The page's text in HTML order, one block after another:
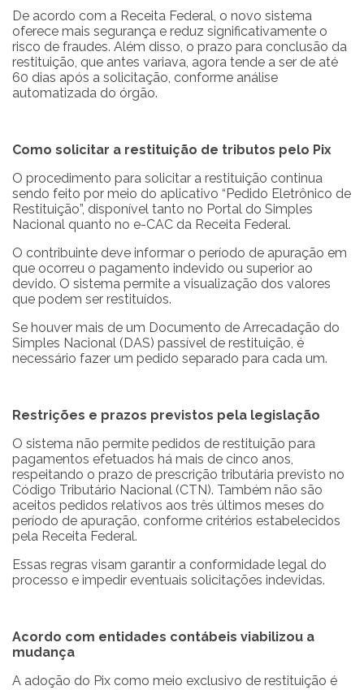
De acordo com a Receita Federal, o novo sistema
oferece mais segurança e reduz significativamente o
risco de fraudes. Além disso, o prazo para conclusão da
restituição, que antes variava, agora tende a ser de até
60 dias após a solicitação, conforme análise
automatizada do órgão.
Como solicitar a restituição de tributos pelo Pix
O procedimento para solicitar a restituição continua
sendo feito por meio do aplicativo “Pedido Eletrônico de
Restituição”, disponível tanto no Portal do Simples
Nacional quanto no e-CAC da Receita Federal.
O contribuinte deve informar o período de apuração em
que ocorreu o pagamento indevido ou superior ao
devido. O sistema permite a visualização dos valores
que podem ser restituídos.
Se houver mais de um Documento de Arrecadação do
Simples Nacional (DAS) passível de restituição, é
necessário fazer um pedido separado para cada um.
Restrições e prazos previstos pela legislação
O sistema não permite pedidos de restituição para
pagamentos efetuados há mais de cinco anos,
respeitando o prazo de prescrição tributária previsto no
Código Tributário Nacional (CTN). Também não são
aceitos pedidos relativos aos três últimos meses do
período de apuração, conforme critérios estabelecidos
pela Receita Federal.
Essas regras visam garantir a conformidade legal do
processo e impedir eventuais solicitações indevidas.
Acordo com entidades contábeis viabilizou a
mudança
A adoção do Pix como meio exclusivo de restituição é